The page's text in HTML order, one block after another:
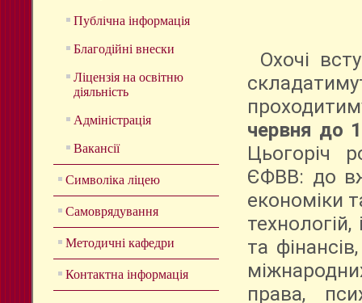
Публічна інформація
Благодійні внески
Ліцензія на освітню
діяльність
Адміністрація
Вакансії
Символіка ліцею
Самоврядування
Методичні кафедри
Контактна інформація
Охочі
червня до
Цьогоріч
ЄФВВ: до
економіки
та
права,